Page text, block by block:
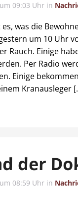
09:03 Uhr in
was die
um 10 Uhr
Rauch. Einige
Per Radio
Einige
Kranausleger
der
08:59 Uhr in